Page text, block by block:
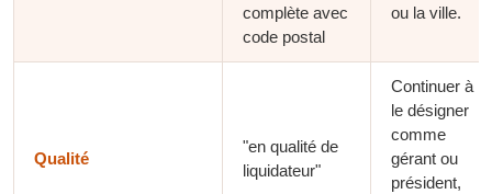
complète avec
code postal
ou la ville.
Qualité
"en qualité de
liquidateur"
Continuer à
le désigner
comme
gérant ou
président,